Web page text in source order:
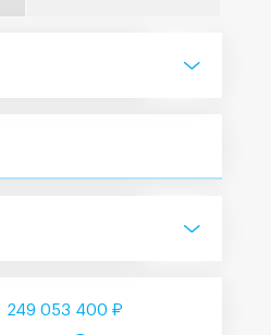
249 053 400 ₽